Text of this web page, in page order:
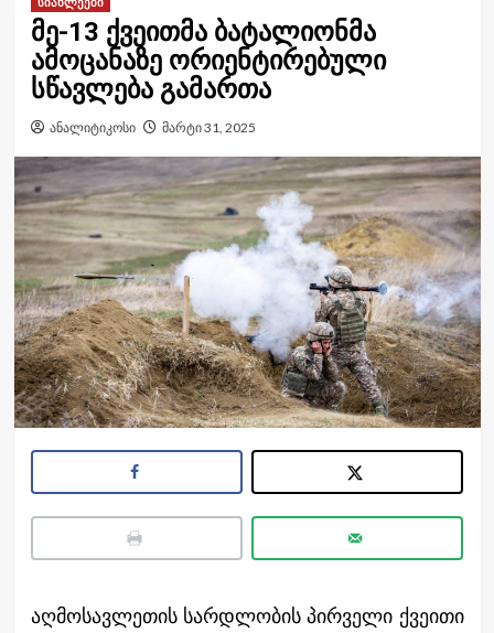
მე-13 ქვეითმა ბატალიონმა
ამოცანაზე ორიენტირებული
სწავლება გამართა
ანალიტიკოსი მარტი 31, 2025
აღმოსავლეთის სარდლობის პირველი ქვეითი